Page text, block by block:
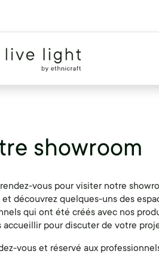
showroom
vous pour visiter notre
et découvrez quelques-uns des
qui ont été créés avec nos
accueillir pour discuter de votre
vous et réservé aux